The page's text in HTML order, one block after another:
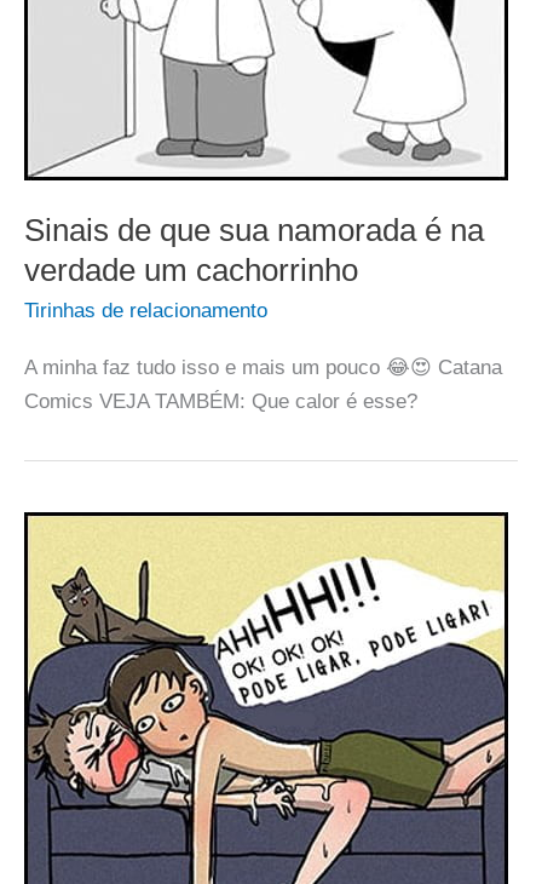
Sinais de que sua namorada é na
verdade um cachorrinho
Tirinhas de relacionamento
A minha faz tudo isso e mais um pouco 😂😍 Catana
Comics VEJA TAMBÉM: Que calor é esse?